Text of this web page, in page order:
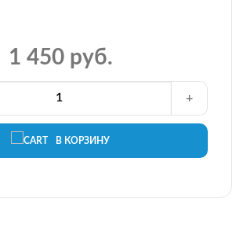
1 450 руб.
В КОРЗИНУ
+